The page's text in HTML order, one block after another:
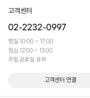
고객센터
02-2232-0997
평일 10:00 ~ 17:00
점심 12:00 ~ 13:00
주말,공휴일 휴무
고객센터 연결